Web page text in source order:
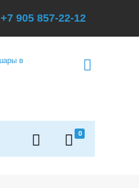
+7 905 857-22-12
0